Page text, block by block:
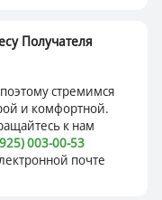
Получателя
стремимся
и комфортной.
к нам
003-00-53
почте